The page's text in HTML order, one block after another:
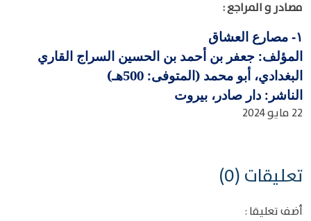
مصادر و المراجع :
١-
مصارع العشاق
المؤلف: جعفر بن أحمد بن الحسين السراج القاري
البغدادي، أبو محمد (المتوفى: 500هـ)
الناشر: دار صادر، بيروت
22 مايو 2024
تعليقات (0)
أضف تعليقا :